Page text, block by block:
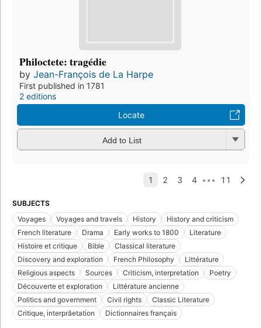
Philoctete: tragédie
by Jean-François de La Harpe
First published in 1781
2 editions
Locate
Add to List
SUBJECTS
Voyages
Voyages and travels History
History and criticism
French literature
Drama Early works to 1800
Literature
Histoire et critique
Bible
Classical literature
Discovery and exploration
French Philosophy
Littérature
Religious aspects
Sources Criticism, interpretation
Poetry
Découverte et exploration
Littérature ancienne
Politics and government
Civil rights
Classic Literature
Critique, interprâetation
Dictionnaires français